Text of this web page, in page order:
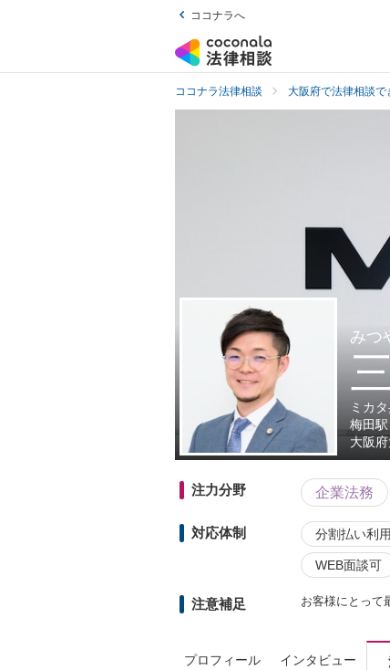
ココナラへ
ココナラ法律相談 大阪府で法律相談で
みつ
ミカ
梅田駅
大阪府
注力分野 企業法務
対応体制 分割払い利
WEB面談可
注意補足 お客様にとって
プロフィール インタビュー